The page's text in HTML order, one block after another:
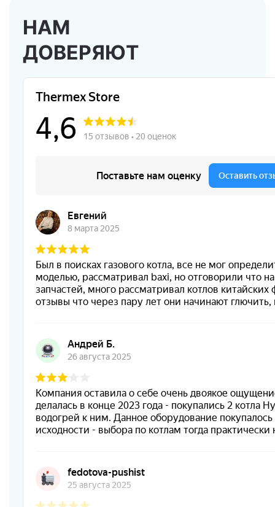
НАМ
ДОВЕРЯЮТ